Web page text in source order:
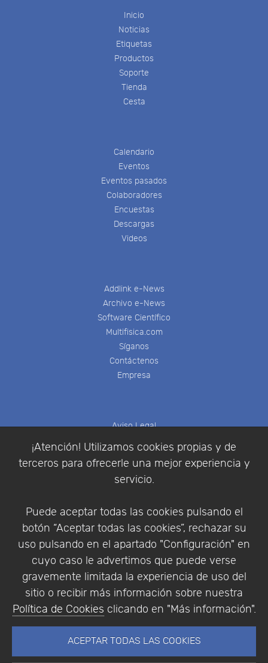
¡Atención! Utilizamos cookies propias y de
terceros para ofrecerle una mejor experiencia y
servicio.
Puede aceptar todas las cookies pulsando el
botón “Aceptar todas las cookies”, rechazar su
uso pulsando en el apartado "Configuración" en
cuyo caso le advertimos que puede verse
gravemente limitada la experiencia de uso del
sitio o recibir más información sobre nuestra
Política de Cookies clicando en "Más información".
ACEPTAR TODAS LAS COOKIES
Inicio
Noticias
Etiquetas
Productos
Soporte
Tienda
Cesta
Calendario
Eventos
Eventos pasados
Colaboradores
Encuestas
Descargas
Videos
Addlink e-News
Archivo e-News
Software Científico
Multifisica.com
Síganos
Contáctenos
Empresa
Aviso Legal
Condiciones de compra
Identificarse
Empresa|Aviso Legal| Política de Privacidad |
Política de Cookies
© Copyright 1994 - 2026. Addlink Software
Científico, S.L.
Portugal.